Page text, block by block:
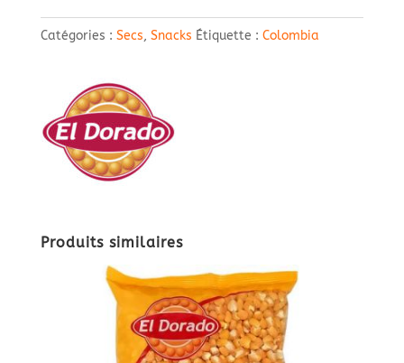
Catégories : Secs, Snacks Étiquette : Colombia
Produits similaires